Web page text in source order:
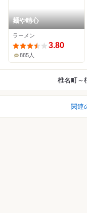
麺や晴心
ラーメン
3.80
885人
椎名町～
関連